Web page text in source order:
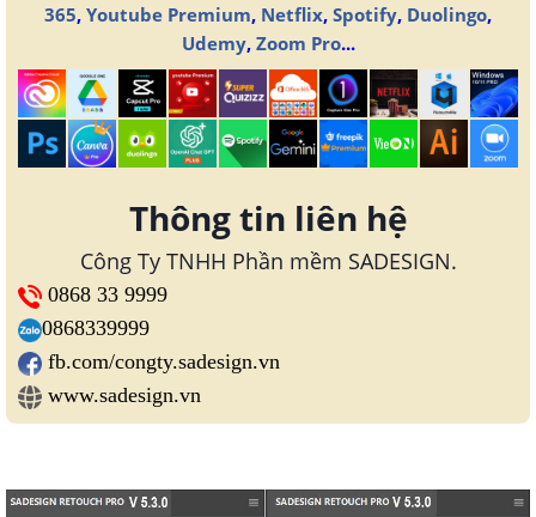
365, Youtube Premium, Netflix, Spotify, Duolingo,
Udemy, Zoom Pro...
Thông tin liên hệ
Công Ty TNHH Phần mềm SADESIGN.
0868 33 9999
0868339999
fb.com/congty.sadesign.vn
www.sadesign.vn